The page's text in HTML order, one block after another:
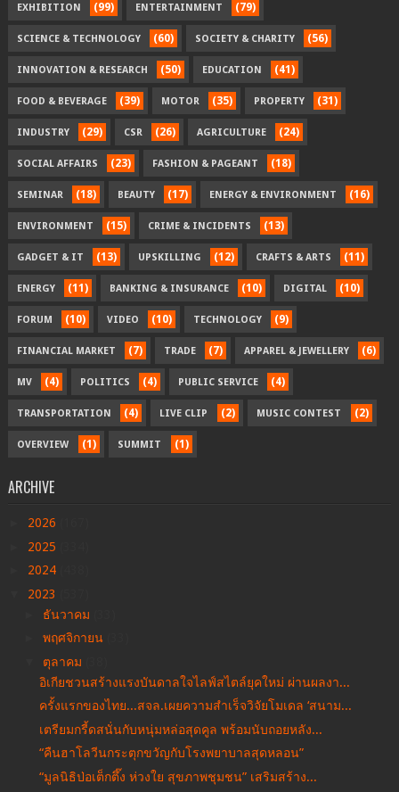
EXHIBITION (99) ENTERTAINMENT (79)
SCIENCE & TECHNOLOGY (60) SOCIETY & CHARITY (56)
INNOVATION & RESEARCH (50) EDUCATION (41)
FOOD & BEVERAGE (39) MOTOR (35) PROPERTY (31)
INDUSTRY (29) CSR (26) AGRICULTURE (24)
SOCIAL AFFAIRS (23) FASHION & PAGEANT (18)
SEMINAR (18) BEAUTY (17) ENERGY & ENVIRONMENT (16)
ENVIRONMENT (15) CRIME & INCIDENTS (13)
GADGET & IT (13) UPSKILLING (12) CRAFTS & ARTS (11)
ENERGY (11) BANKING & INSURANCE (10) DIGITAL (10)
FORUM (10) VIDEO (10) TECHNOLOGY (9)
FINANCIAL MARKET (7) TRADE (7) APPAREL & JEWELLERY (6)
MV (4) POLITICS (4) PUBLIC SERVICE (4)
TRANSPORTATION (4) LIVE CLIP (2) MUSIC CONTEST (2)
OVERVIEW (1) SUMMIT (1)
ARCHIVE
2026
2025
2024
2023
ธันวาคม
พฤศจิกายน
ตุลาคม
อิเกียชวนสร้างแรงบันดาลใจไลฟ์สไตล์ยุคใหม่ ผ่านผลงา...
ครั้งแรกของไทย...สจล.เผยความสำเร็จวิจัยโมเดล ‘สนาม...
เตรียมกรี้ดสนั่นกับหนุ่มหล่อสุดคูล พร้อมนับถอยหลัง...
“คืนฮาโลวีนกระตุกขวัญกับโรงพยาบาลสุดหลอน”
“มูลนิธิป่อเต็กตึ๊ง ห่วงใย สุขภาพชุมชน” เสริมสร้าง...